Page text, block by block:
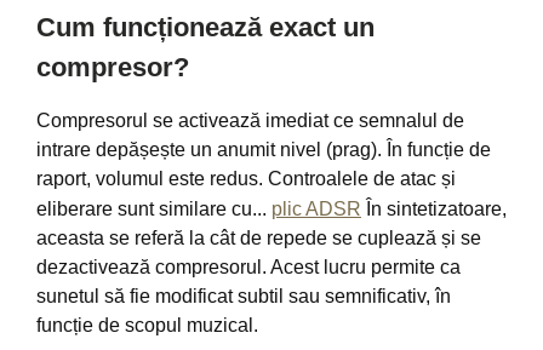
Cum funcționează exact un
compresor?
Compresorul se activează imediat ce semnalul de
intrare depășește un anumit nivel (prag). În funcție de
raport, volumul este redus. Controalele de atac și
eliberare sunt similare cu... plic ADSR În sintetizatoare,
aceasta se referă la cât de repede se cuplează și se
dezactivează compresorul. Acest lucru permite ca
sunetul să fie modificat subtil sau semnificativ, în
funcție de scopul muzical.